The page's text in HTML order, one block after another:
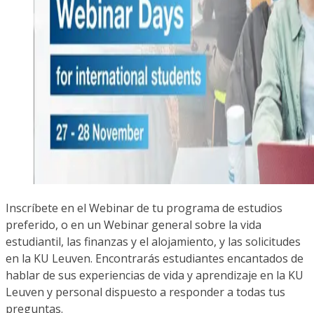
Inscríbete en el Webinar de tu programa de estudios
preferido, o en un Webinar general sobre la vida
estudiantil, las finanzas y el alojamiento, y las solicitudes
en la KU Leuven. Encontrarás estudiantes encantados de
hablar de sus experiencias de vida y aprendizaje en la KU
Leuven y personal dispuesto a responder a todas tus
preguntas.